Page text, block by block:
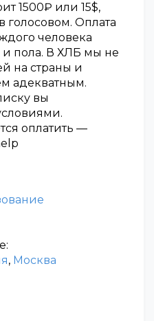
1500₽ или 15$,
голосовом. Оплата
человека
и пола. В ХЛБ мы не
на страны и
адекватным.
вы
оплатить —
, Москва